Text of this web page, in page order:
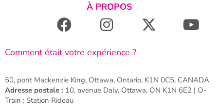
À PROPOS
Comment était votre expérience ?
50, pont Mackenzie King, Ottawa, Ontario, K1N 0C5, CANADA
Adresse postale : 10, avenue Daly, Ottawa, ON K1N 6E2 | O-
Train : Station Rideau